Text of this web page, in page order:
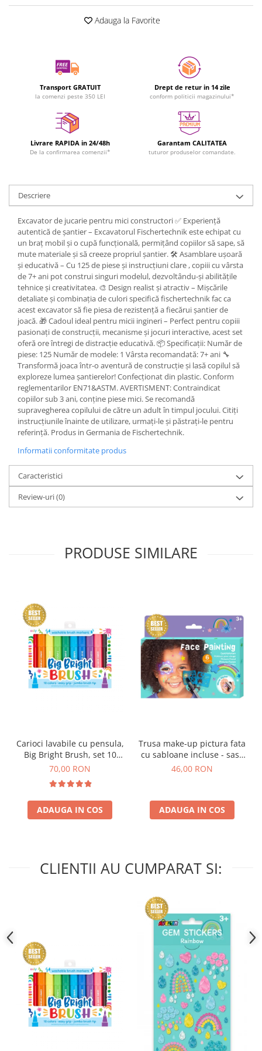
Adauga la Favorite
Transport GRATUIT
la comenzi peste 350 LEI
Drept de retur in 14 zile
conform politicii magazinului*
Livrare RAPIDA in 24/48h
De la confirmarea comenzii*
Garantam CALITATEA
tuturor produselor comandate.
Descriere
Excavator de jucarie pentru mici constructori ✅ Experiență
autentică de șantier – Excavatorul Fischertechnik este echipat cu
un braț mobil și o cupă funcțională, permițând copiilor să sape, să
mute materiale și să creeze propriul șantier. 🛠️ Asamblare ușoară
și educativă – Cu 125 de piese și instrucțiuni clare , copiii cu vârsta
de 7+ ani pot construi singuri modelul, dezvoltându-și abilitățile
tehnice și creativitatea. 🎨 Design realist și atractiv – Mișcările
detaliate și combinația de culori specifică fischertechnik fac ca
acest excavator să fie piesa de rezistență a fiecărui șantier de
joacă. 🎁 Cadoul ideal pentru micii ingineri – Perfect pentru copiii
pasionați de construcții, mecanisme și jocuri interactive, acest set
oferă ore întregi de distracție educativă. 📦 Specificații: Număr de
piese: 125 Număr de modele: 1 Vârsta recomandată: 7+ ani 🔧
Transformă joaca într-o aventură de construcție și lasă copilul să
exploreze lumea șantierelor! Confecționat din plastic. Conform
reglementarilor EN71&ASTM. AVERTISMENT: Contraindicat
copiilor sub 3 ani, conține piese mici. Se recomandă
supravegherea copilului de către un adult în timpul jocului. Citiți
instrucțiunile înainte de utilizare, urmați-le și păstrați-le pentru
referință. Produs in Germania de Fischertechnik.
Informatii conformitate produs
Caracteristici
Review-uri(0)
PRODUSE SIMILARE
Carioci lavabile cu pensula,
Big Bright Brush, set 10
culori
70,00 RON
ADAUGA IN COS
Trusa make-up pictura fata
cu sabloane incluse - sase
culori non-alergice -
46,00 RON
ADAUGA IN COS
CLIENTII AU CUMPARAT SI: